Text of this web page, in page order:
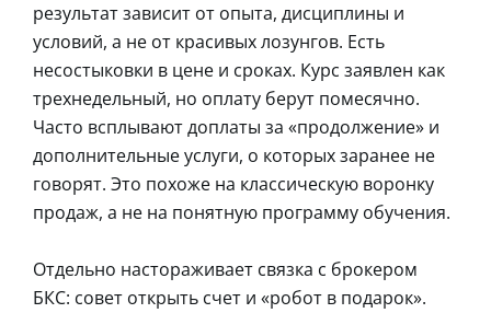
результат зависит от опыта, дисциплины и
условий, а не от красивых лозунгов. Есть
несостыковки в цене и сроках. Курс заявлен как
трехнедельный, но оплату берут помесячно.
Часто всплывают доплаты за «продолжение» и
дополнительные услуги, о которых заранее не
говорят. Это похоже на классическую воронку
продаж, а не на понятную программу обучения.
Отдельно настораживает связка с брокером
БКС: совет открыть счет и «робот в подарок».